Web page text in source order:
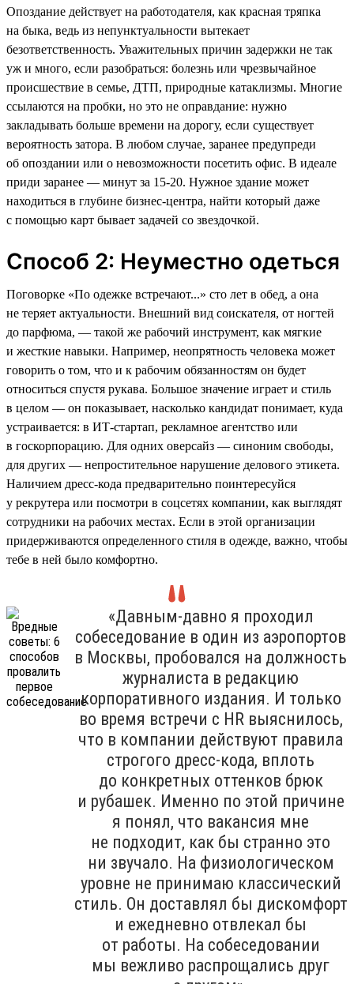
Опоздание действует на работодателя, как красная тряпка
на быка, ведь из непунктуальности вытекает
безответственность. Уважительных причин задержки не так
уж и много, если разобраться: болезнь или чрезвычайное
происшествие в семье, ДТП, природные катаклизмы. Многие
ссылаются на пробки, но это не оправдание: нужно
закладывать больше времени на дорогу, если существует
вероятность затора. В любом случае, заранее предупреди
об опоздании или о невозможности посетить офис. В идеале
приди заранее — минут за 15-20. Нужное здание может
находиться в глубине бизнес-центра, найти который даже
с помощью карт бывает задачей со звездочкой.
Способ 2: Неуместно одеться
Поговорке «По одежке встречают...» сто лет в обед, а она
не теряет актуальности. Внешний вид соискателя, от ногтей
до парфюма, — такой же рабочий инструмент, как мягкие
и жесткие навыки. Например, неопрятность человека может
говорить о том, что и к рабочим обязанностям он будет
относиться спустя рукава. Большое значение играет и стиль
в целом — он показывает, насколько кандидат понимает, куда
устраивается: в ИТ-стартап, рекламное агентство или
в госкорпорацию. Для одних оверсайз — синоним свободы,
для других — непростительное нарушение делового этикета.
Наличием дресс-кода предварительно поинтересуйся
у рекрутера или посмотри в соцсетях компании, как выглядят
сотрудники на рабочих местах. Если в этой организации
придерживаются определенного стиля в одежде, важно, чтобы
тебе в ней было комфортно.
«Давным-давно я проходил
собеседование в один из аэропортов
в Москвы, пробовался на должность
журналиста в редакцию
корпоративного издания. И только
во время встречи с HR выяснилось,
что в компании действуют правила
строгого дресс-кода, вплоть
до конкретных оттенков брюк
и рубашек. Именно по этой причине
я понял, что вакансия мне
не подходит, как бы странно это
ни звучало. На физиологическом
уровне не принимаю классический
стиль. Он доставлял бы дискомфорт
и ежедневно отвлекал бы
от работы. На собеседовании
мы вежливо распрощались друг